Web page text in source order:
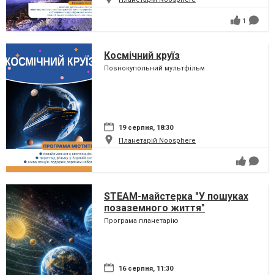
1
Космічний круїз
Повнокупольний мультфільм
19 серпня, 18:30
Планетарій Noosphere
STEAM-майстерка "У пошуках
позаземного життя"
Програма планетарію
16 серпня, 11:30